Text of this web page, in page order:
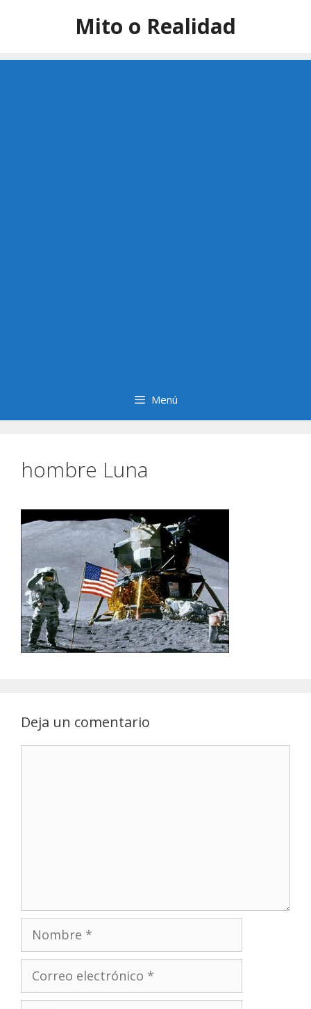
Mito o Realidad
Menú
hombre Luna
Deja un comentario
Nombre
Correo
electrónico